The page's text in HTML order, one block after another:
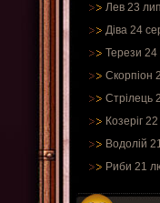
Лев 23
Діва 24
Терези 24
Скорпіон
Стрілець
Козеріг
Водолій
Риби 21